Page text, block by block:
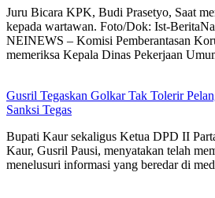
Juru Bicara KPK, Budi Prasetyo, Saat
kepada wartawan. Foto/Dok: Ist-
NEINEWS – Komisi Pemberantasan
memeriksa Kepala Dinas Pekerjaan
Gusril Tegaskan Golkar Tak Tolerir
Sanksi Tegas
Bupati Kaur sekaligus Ketua DPD II
Kaur, Gusril Pausi, menyatakan telah
menelusuri informasi yang beredar di